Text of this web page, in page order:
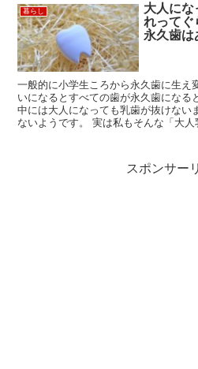
暮らし
大人にな
れってぐ
永久歯は
一般的に小学生ころから永久歯に生え
いになるとすべての歯が永久歯になる
中には大人になっても乳歯が抜けない
ないようです。 実は私もそんな「大
スポンサー